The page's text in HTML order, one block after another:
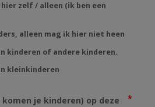
zelf / alleen (ik ben een
alleen mag ik hier niet heen
kinderen of andere kinderen.
kleinkinderen
je kinderen) op deze